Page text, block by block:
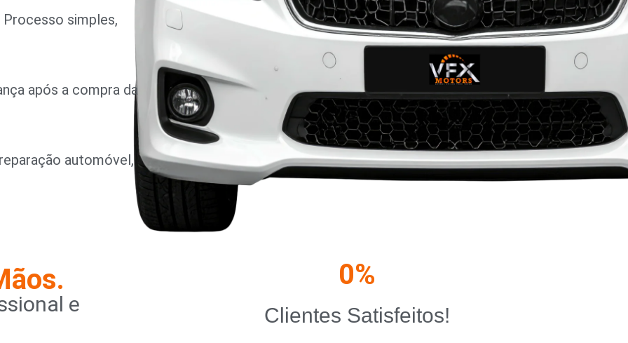
simples,
após a compra da
automóvel,
e
Clientes Satisfeitos!
0%